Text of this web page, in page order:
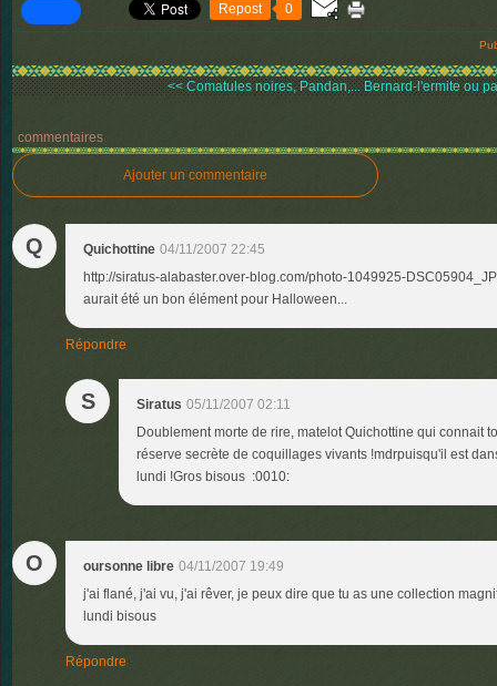
Repost 0
<< Comatules noires, Pandan,... Bernard-l'ermite ou
commentaires
Ajouter un commentaire
Q Quichottine 04/11/2007 22:45
http://siratus-alabaster.over-blog.com/photo-1049925-
aurait été un bon élément pour Halloween...
Répondre
S Siratus 05/11/2007 02:11
Doublement morte de rire, matelot Quichottine qui connait
réserve secrète de coquillages vivants !mdrpuisqu'il est
lundi !Gros bisous :0010:
O oursonne libre 04/11/2007 19:49
j'ai flané, j'ai vu, j'ai rêver, je peux dire que tu as une collection
lundi bisous
Répondre